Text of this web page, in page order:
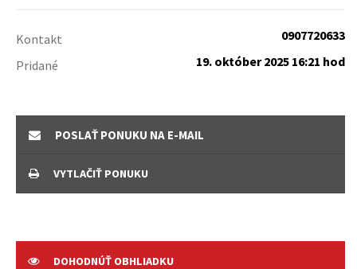
Kontakt
0907720633
Pridané
19. október 2025 16:21 hod
POSLAŤ PONUKU NA E-MAIL
VYTLAČIŤ PONUKU
DOHODNÚŤ OBHLIADKU